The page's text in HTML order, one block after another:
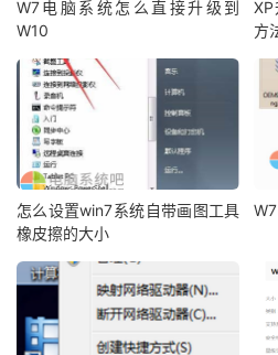
W7电脑系统怎么直接升级到
W10
方
怎么设置win7系统自带画图工具
橡皮擦的大小